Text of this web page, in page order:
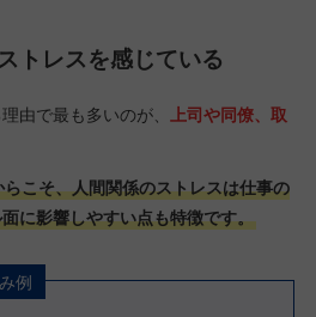
トレスを感じている
由で最も多いのが、
上司や同僚、取
こそ、人間関係のストレスは仕事の
に影響しやすい点も特徴です。
例